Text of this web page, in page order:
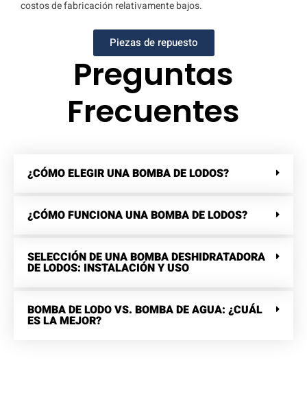
costos de fabricación relativamente bajos.
Piezas de repuesto
Preguntas
Frecuentes
¿CÓMO ELEGIR UNA BOMBA DE LODOS?
¿CÓMO FUNCIONA UNA BOMBA DE LODOS?
SELECCIÓN DE UNA BOMBA DESHIDRATADORA
DE LODOS: INSTALACIÓN Y USO
BOMBA DE LODO VS. BOMBA DE AGUA: ¿CUÁL
ES LA MEJOR?